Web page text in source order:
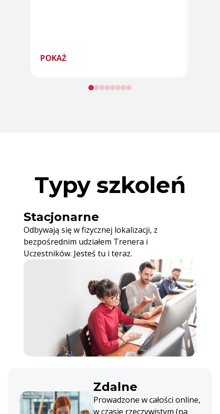
POKAŻ
Typy szkoleń
Stacjonarne
Odbywają się w fizycznej lokalizacji, z
bezpośrednim udziałem Trenera i
Uczestników. Jesteś tu i teraz.
Zdalne
Prowadzone w całości online,
w czasie rzeczywistym (na